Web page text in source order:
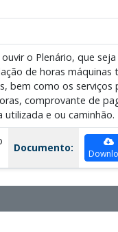
ouvir o Plenário, que
de horas
bem como os serviços
comprovante de
e ou caminhão.
Documento: